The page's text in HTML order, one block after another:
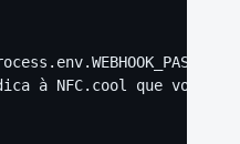
à NFC.cool que volte